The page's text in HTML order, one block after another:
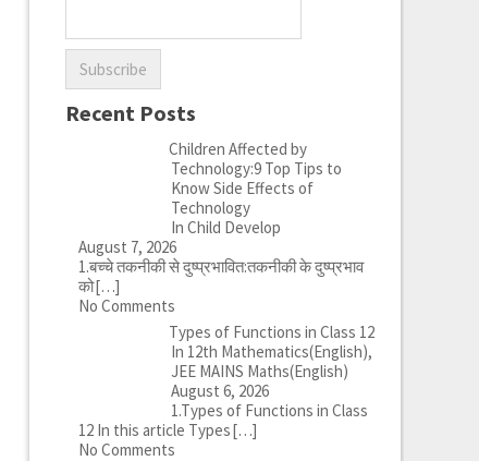
Recent Posts
Children Affected by
Technology:9 Top Tips to
Know Side Effects of
Technology
In Child Develop
August 7, 2026
1.बच्चे तकनीकी से दुष्प्रभावित:तकनीकी के दुष्प्रभाव
को[…]
No Comments
Types of Functions in Class 12
In 12th Mathematics(English),
JEE MAINS Maths(English)
August 6, 2026
1.Types of Functions in Class
12 In this article Types[…]
No Comments